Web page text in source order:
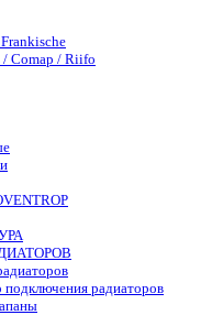
Comap / Riifo
радиаторов